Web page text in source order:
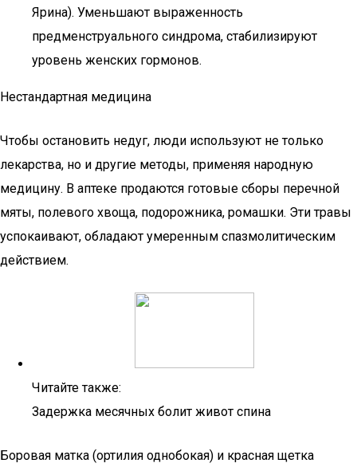
Ярина). Уменьшают выраженность
предменструального синдрома, стабилизируют
уровень женских гормонов.
Нестандартная медицина
Чтобы остановить недуг, люди используют не только
лекарства, но и другие методы, применяя народную
медицину. В аптеке продаются готовые сборы перечной
мяты, полевого хвоща, подорожника, ромашки. Эти травы
успокаивают, обладают умеренным спазмолитическим
действием.
Читайте также:
Задержка месячных болит живот спина
Боровая матка (ортилия однобокая) и красная щетка